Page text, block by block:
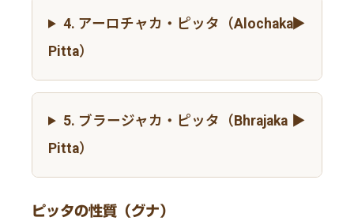
4. アーロチャカ・ピッタ（Alochaka
Pitta）
5. ブラージャカ・ピッタ（Bhrajaka
Pitta）
ピッタの性質（グナ）